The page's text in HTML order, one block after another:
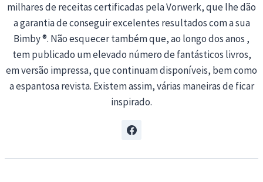
milhares de receitas certificadas pela Vorwerk, que lhe dão
a garantia de conseguir excelentes resultados com a sua
Bimby ®. Não esquecer também que, ao longo dos anos ,
tem publicado um elevado número de fantásticos livros,
em versão impressa, que continuam disponíveis, bem como
a espantosa revista. Existem assim, várias maneiras de ficar
inspirado.